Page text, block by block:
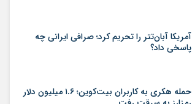
آمریکا آبان‌تتر را تحریم کرد؛ صرافی ایرانی چه
پاسخی داد؟
حمله هکری به کاربران بیت‌کوین؛ ۱.۶ میلیون دلار